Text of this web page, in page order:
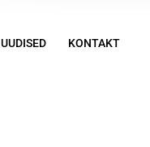
UUDISED KONTAKT